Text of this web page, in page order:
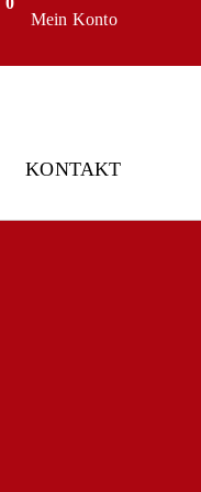
Mein Konto
KONTAKT